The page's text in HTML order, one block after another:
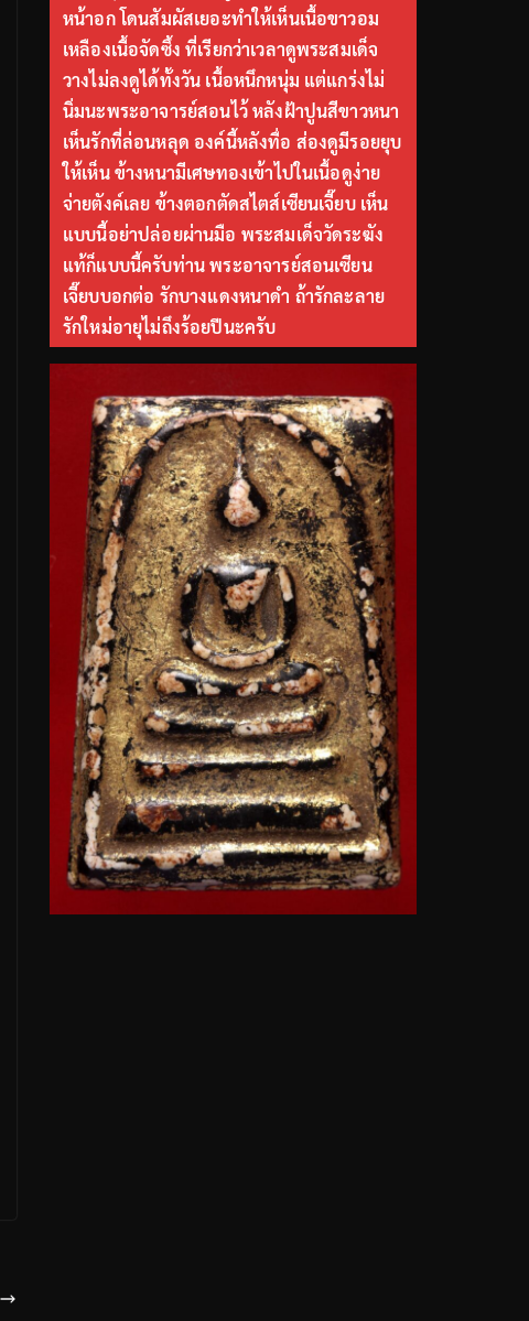
หน้าอก โดนสัมผัสเยอะทำให้เห็นเนื้อขาวอม
เหลืองเนื้อจัดซึ้ง ที่เรียกว่าเวลาดูพระสมเด็จ
วางไม่ลงดูได้ทั้งวัน เนื้อหนึกหนุ่ม แต่แกร่งไม่
นิ่มนะพระอาจารย์สอนไว้ หลังฝ้าปูนสีขาวหนา
เห็นรักที่ล่อนหลุด องค์นี้หลังทื่อ ส่องดูมีรอยยุบ
ให้เห็น ข้างหนามีเศษทองเข้าไปในเนื้อดูง่าย
จ่ายตังค์เลย ข้างตอกตัดสไตส์เซียนเจี๊ยบ เห็น
แบบนี้อย่าปล่อยผ่านมือ พระสมเด็จวัดระฆัง
แท้ก็แบบนี้ครับท่าน พระอาจารย์สอนเซียน
เจี๊ยบบอกต่อ รักบางแดงหนาดำ ถ้ารักละลาย
รักใหม่อายุไม่ถึงร้อยปีนะครับ